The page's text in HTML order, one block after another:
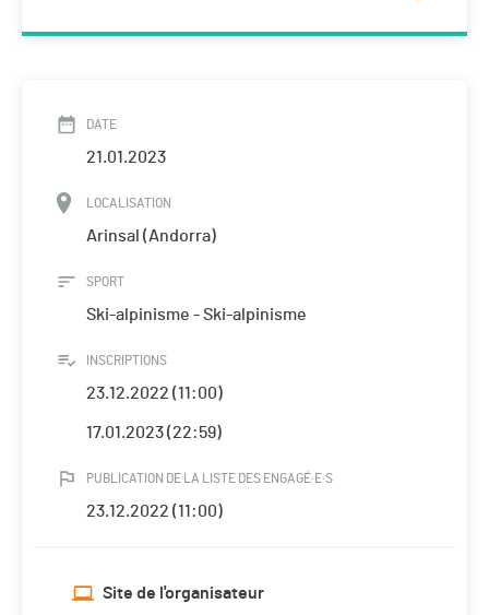
DATE
21.01.2023
LOCALISATION
Arinsal (Andorra)
SPORT
Ski-alpinisme - Ski-alpinisme
INSCRIPTIONS
23.12.2022 (11:00)
17.01.2023 (22:59)
PUBLICATION DE LA LISTE DES ENGAGÉ·E·S
23.12.2022 (11:00)
Site de l'organisateur